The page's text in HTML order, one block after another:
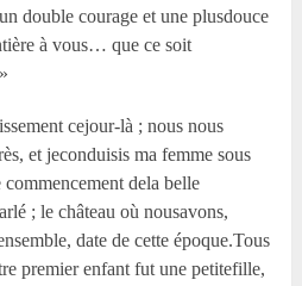
double courage et une plusdouce
à vous… que ce soit
cejour-là ; nous nous
et jeconduisis ma femme sous
dela belle
; le château où nousavons,
date de cette époque.Tous
premier enfant fut une petitefille,